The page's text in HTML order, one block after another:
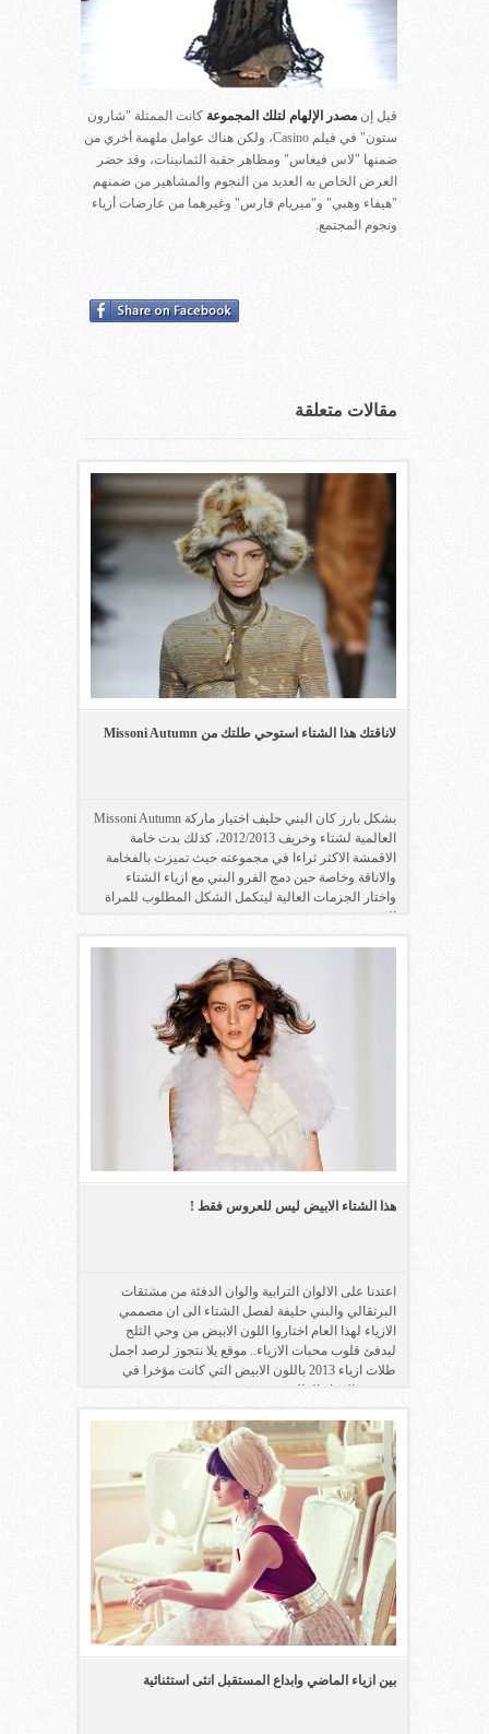
قيل إن مصدر الإلهام لتلك المجموعة كانت الممثلة "شارون
ستون" في فيلم Casino، ولكن هناك عوامل ملهمة أخري من
ضمنها "لاس فيغاس" ومظاهر حقبة الثمانينات، وقد حضر
العرض الخاص به العديد من النجوم والمشاهير من ضمنهم
"هيفاء وهبي" و"ميريام فارس" وغيرهما من عارضات أزياء
ونجوم المجتمع.
مقالات متعلقة
لاناقتك هذا الشتاء استوحي طلتك من Missoni Autumn
بشكل بارز كان البني حليف اختيار ماركة Missoni Autumn
العالمية لشتاء وخريف 2012/2013، كذلك بدت خامة
الاقمشة الاكثر ثراءا في مجموعته حيث تميزت بالفخامة
والاناقة وخاصة حين دمج الفرو البني مع ازياء الشتاء
واختار الجزمات العالية ليتكمل الشكل المطلوب للمراة
الانيقة.
هذا الشتاء الابيض ليس للعروس فقط !
اعتدنا على الالوان الترابية والوان الدفئة من مشتقات
البرتقالي والبني حليفة لفصل الشتاء الى ان مصممي
الازياء لهذا العام اختاروا اللون الابيض من وحي الثلج
ليدفئ قلوب محبات الازياء.. موقع يلا نتجوز لرصد اجمل
طلات ازياء 2013 باللون الابيض التي كانت مؤخرا في
عروض الازياء العالمية.
بين ازياء الماضي وابداع المستقبل انثى استثنائية